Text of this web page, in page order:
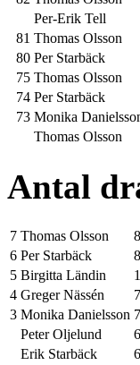
Per-Erik Tell
81 Thomas Olsson
80 Per Starbäck
75 Thomas Olsson
74 Per Starbäck
73 Monika
Thomas Olsson
Antal
7 Thomas Olsson
6 Per Starbäck
5 Birgitta Ländin
4 Greger Nässén
3 Monika Danielsson
Peter Oljelund
Erik Starbäck